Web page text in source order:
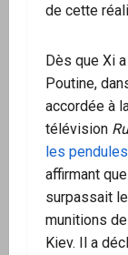
de cette
Dès que Xi
Poutine,
accordée à
télévision
les pendules
affirmant
surpassait
munitions
Kiev. Il a